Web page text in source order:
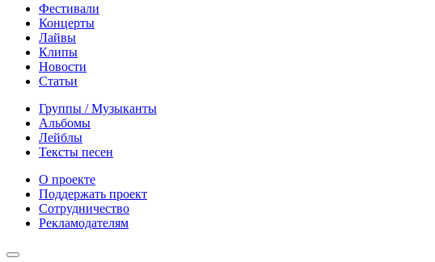
Фестивали
Концерты
Лайвы
Клипы
Новости
Статьи
Группы / Музыканты
Альбомы
Лейблы
Тексты песен
О проекте
Поддержать проект
Сотрудничество
Рекламодателям